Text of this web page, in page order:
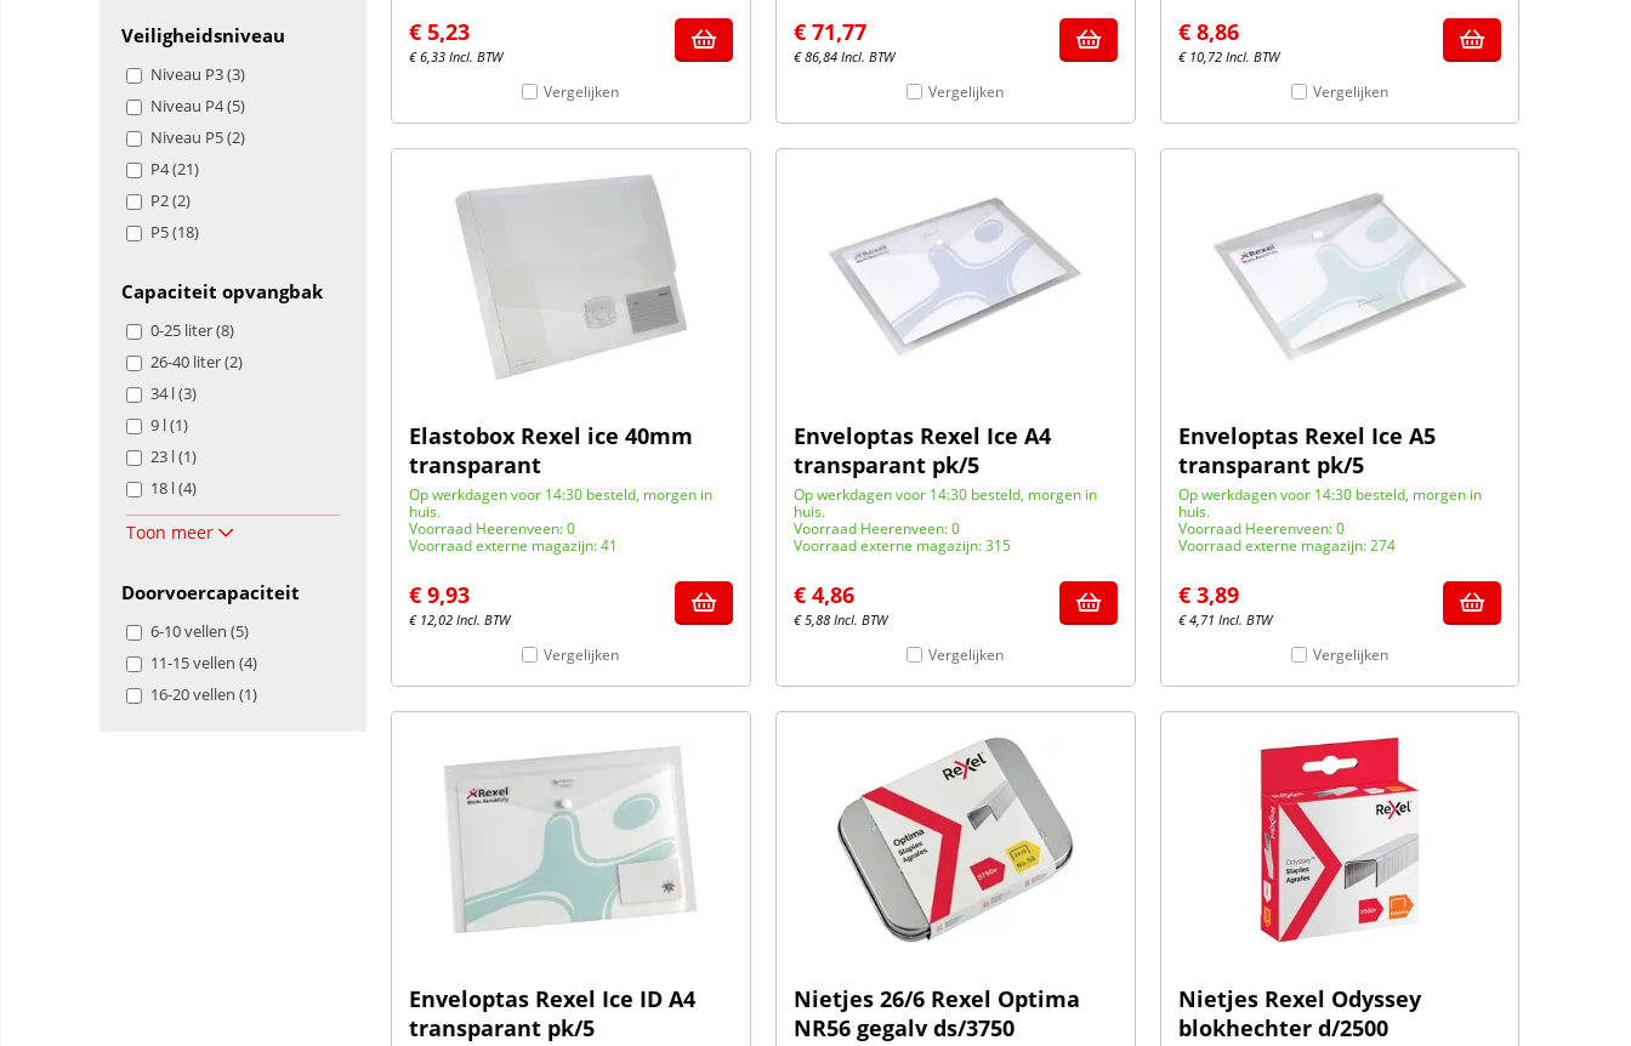
Veiligheidsniveau
Niveau P3 (3)
Niveau P4 (5)
Niveau P5 (2)
P4 (21)
P2 (2)
P5 (18)
Capaciteit opvangbak
0-25 liter (8)
26-40 liter (2)
34 l (3)
9 l (1)
23 l (1)
18 l (4)
Toon meer
Doorvoercapaciteit
6-10 vellen (5)
11-15 vellen (4)
16-20 vellen (1)
€ 5,23
€6,33 Incl. BTW
Vergelijken
€ 71,77
€86,84 Incl. BTW
Vergelijken
€ 8,86
€ 10,72 Incl. BTW
Vergelijken
Elastobox Rexel ice 40mm
transparant
Op werkdagen voor 14:30 besteld, morgen in
huis.
Voorraad Heerenveen: 0
Voorraad externe magazijn: 41
€ 9,93
€ 12,02 Incl. BTW
Vergelijken
Enveloptas Rexel Ice A4
transparant pk/5
Op werkdagen voor 14:30 besteld, morgen in
huis.
Voorraad Heerenveen: 0
Voorraad externe magazijn: 315
€ 4,86
€5,88 Incl. BTW
Vergelijken
Enveloptas Rexel Ice A5
transparant pk/5
Op werkdagen voor 14:30 besteld, morgen in
huis.
Voorraad Heerenveen: 0
Voorraad externe magazijn: 274
€ 3,89
€4,71 Incl. BTW
Vergelijken
Enveloptas Rexel Ice ID A4
transparant pk/5
Nietjes 26/6 Rexel Optima
NR56 gegalv ds/3750
Nietjes Rexel Odyssey
blokhechter d/2500